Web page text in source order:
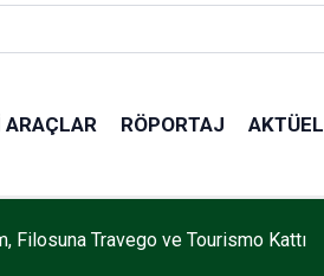
RÖPORTAJ AKTÜEL
Filosuna Travego ve Tourismo Kattı